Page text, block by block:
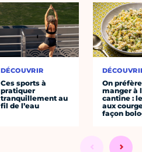
DÉCOUVRIR
Ces sports à
pratiquer
tranquillement au
fil de l’eau
On préfère
manger à
cantine :
aux
façon